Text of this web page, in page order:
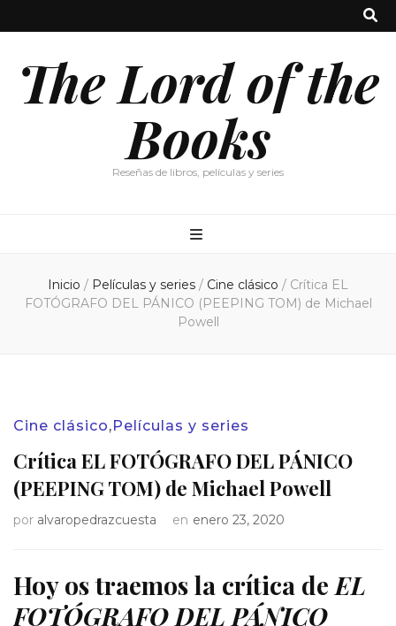
The Lord of the
Books
Reseñas de libros, películas y series
Inicio / Películas y series / Cine clásico / Crítica EL
FOTÓGRAFO DEL PÁNICO (PEEPING TOM) de Michael
Powell
Cine clásico,Películas y series
Crítica EL FOTÓGRAFO DEL PÁNICO
(PEEPING TOM) de Michael Powell
por alvaropedrazcuesta en enero 23, 2020
Hoy os traemos la crítica de EL
FOTÓGRAFO DEL PÁNICO